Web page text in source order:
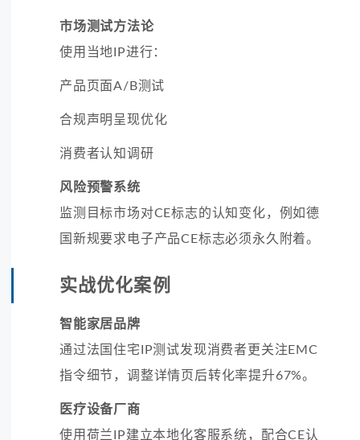
市场测试方法论
使用当地IP进行：
产品页面A/B测试
合规声明呈现优化
消费者认知调研
风险预警系统
监测目标市场对CE标志的认知变化，例如德
国新规要求电子产品CE标志必须永久附着。
实战优化案例
智能家居品牌
通过法国住宅IP测试发现消费者更关注EMC
指令细节，调整详情页后转化率提升67%。
医疗设备厂商
使用荷兰IP建立本地化客服系统，配合CE认